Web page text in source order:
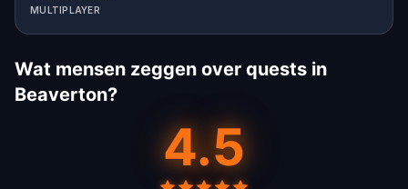
MULTIPLAYER
Wat mensen zeggen over quests in
Beaverton?
4.5